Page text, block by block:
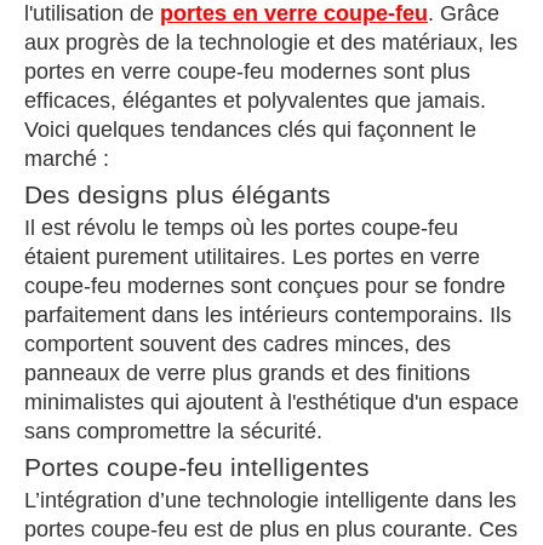
l'utilisation de portes en verre coupe-feu. Grâce
aux progrès de la technologie et des matériaux, les
portes en verre coupe-feu modernes sont plus
efficaces, élégantes et polyvalentes que jamais.
Voici quelques tendances clés qui façonnent le
marché :
Des designs plus élégants
Il est révolu le temps où les portes coupe-feu
étaient purement utilitaires. Les portes en verre
coupe-feu modernes sont conçues pour se fondre
parfaitement dans les intérieurs contemporains. Ils
comportent souvent des cadres minces, des
panneaux de verre plus grands et des finitions
minimalistes qui ajoutent à l'esthétique d'un espace
sans compromettre la sécurité.
Portes coupe-feu intelligentes
L’intégration d’une technologie intelligente dans les
portes coupe-feu est de plus en plus courante. Ces